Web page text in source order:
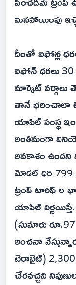
మినహాయింపు
దీంతో ఐఫోన్ల
ఐఫోన్ ధరలు
మార్కెట్ వర్గాలు
తానే భరించాలా
యాపిల్ సంస్థ
అంతిమంగా
అవకాశం ఉందని
మోడల్‌ ధర 799
ట్రంప్ టారిఫ్
యాపిల్
(సుమారు రూ.97
అంచనా
టెరాబైట్‌) 2,300
చేరవచ్చని